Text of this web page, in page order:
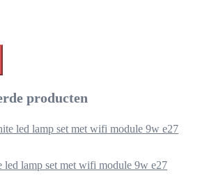
producten
lamp set met wifi module 9w e27